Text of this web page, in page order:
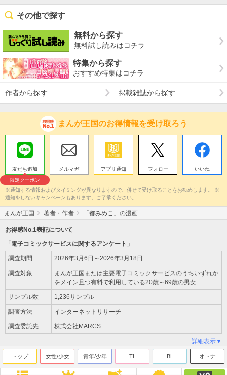
その他で探す
無料から探す
無料試し読みはコチラ
特集から探す
おすすめ特集はコチラ
作者から探す 掲載雑誌から探す
まんが王国のお得情報を受け取ろう
友だち追加
限定クーポン
メルマガ アプリ通知 フォロー いいね
※通知する情報およびタイミングが異なりますので、併せて受け取ることをお勧めします。 ※
通知をしないキャンペーンもあります。ご了承ください。
まんが王国 著者・作者 「都みめこ」の漫画
お得感No.1表記について
「電子コミックサービスに関するアンケート」
調査期間 2026年3月6日～2026年3月18日
調査対象
まんが王国または主要電子コミックサービスのうちいずれか
をメイン且つ有料で利用している20歳～69歳の男女
サンプル数 1,236サンプル
調査方法 インターネットリサーチ
調査委託先 株式会社MARCS
詳細表示▼
トップ 女性/少女 青年/少年 TL BL オトナ